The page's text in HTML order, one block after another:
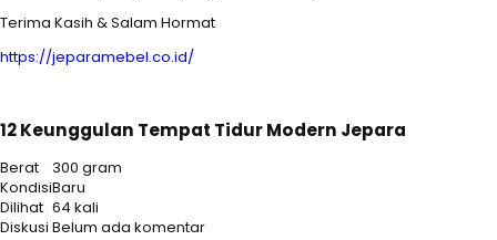
Terima Kasih & Salam Hormat
https://jeparamebel.co.id/
12 Keunggulan Tempat Tidur Modern Jepara
Berat
300 gram
KondisiBaru
Dilihat 64 kali
Diskusi Belum ada komentar